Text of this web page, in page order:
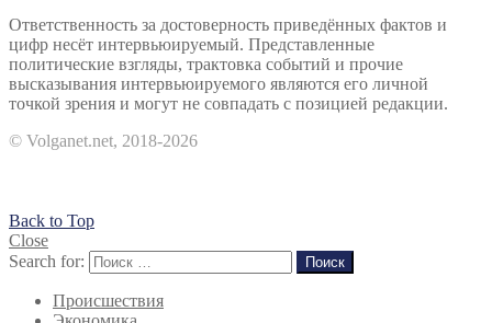
Ответственность за достоверность приведённых фактов и
цифр несёт интервьюируемый. Представленные
политические взгляды, трактовка событий и прочие
высказывания интервьюируемого являются его личной
точкой зрения и могут не совпадать с позицией редакции.
© Volganet.net, 2018-2026
Back to Top
Close
Search for:
Поиск
Происшествия